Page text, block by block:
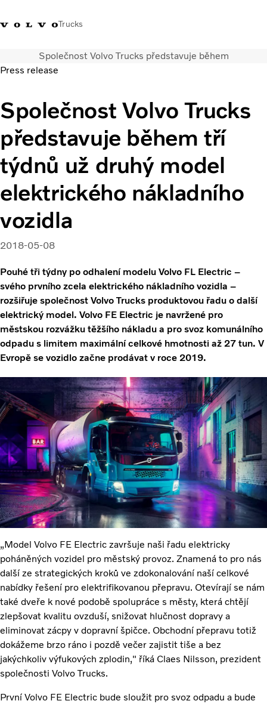
Trucks
+420 271 021
111
Klub řidičů
Přihlášení k Volvo
Segmentace
Modely
Služby
Použitá vozidla
Servisní síť a prodej
Novinky
Kontaktujte nás
Kariéra
O nás
Společnost Volvo Trucks představuje během
Press release
Společnost Volvo Trucks
představuje během tří
týdnů už druhý model
elektrického nákladního
vozidla
2018-05-08
Pouhé tři týdny po odhalení modelu Volvo FL Electric –
svého prvního zcela elektrického nákladního vozidla –
rozšiřuje společnost Volvo Trucks produktovou řadu o další
elektrický model. Volvo FE Electric je navržené pro
městskou rozvážku těžšího nákladu a pro svoz komunálního
odpadu s limitem maximální celkové hmotnosti až 27 tun. V
Evropě se vozidlo začne prodávat v roce 2019.
„Model Volvo FE Electric završuje naši řadu elektricky
poháněných vozidel pro městský provoz. Znamená to pro nás
další ze strategických kroků ve zdokonalování naší celkové
nabídky řešení pro elektrifikovanou přepravu. Otevírají se nám
také dveře k nové podobě spolupráce s městy, která chtějí
zlepšovat kvalitu ovzduší, snižovat hlučnost dopravy a
eliminovat zácpy v dopravní špičce. Obchodní přepravu totiž
dokážeme brzo ráno i pozdě večer zajistit tiše a bez
jakýchkoliv výfukových zplodin," říká Claes Nilsson, prezident
společnosti Volvo Trucks.
První Volvo FE Electric bude sloužit pro svoz odpadu a bude